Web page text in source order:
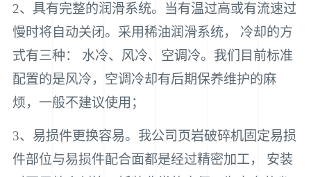
2、具有完整的润滑系统。当有温过高或有流速过
慢时将自动关闭。采用稀油润滑系统， 冷却的方
式有三种： 水冷、风冷、空调冷。我们目前标准
配置的是风冷，空调冷却有后期保养维护的麻
烦，一般不建议使用；
3、易损件更换容易。我公司页岩破碎机固定易损
件部位与易损件配合面都是经过精密加工， 安装